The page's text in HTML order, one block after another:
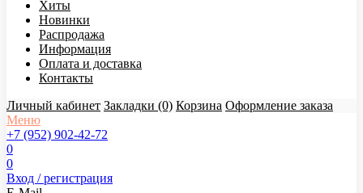
Хиты
Новинки
Распродажа
Информация
Оплата и доставка
Контакты
Личный кабинет Закладки (0) Корзина Оформление заказа
Меню
+7 (952) 902-42-72
0
0
Вход / регистрация